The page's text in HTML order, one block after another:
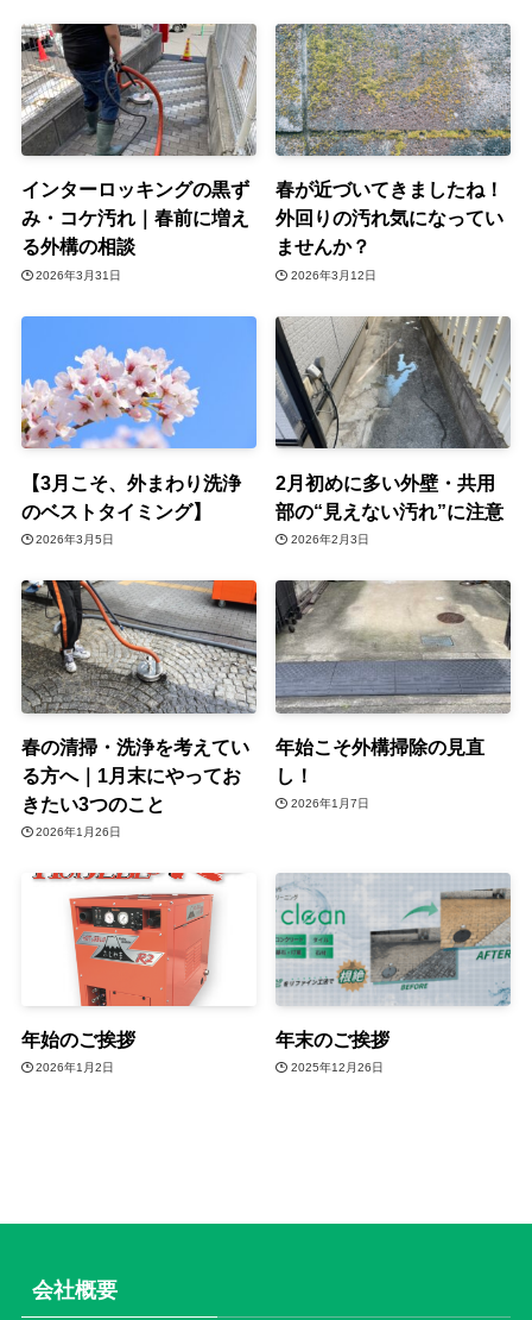
インターロッキングの黒ず
み・コケ汚れ｜春前に増え
る外構の相談
2026年3月31日
春が近づいてきましたね！
外回りの汚れ気になってい
ませんか？
2026年3月12日
【3月こそ、外まわり洗浄
のベストタイミング】
2026年3月5日
2月初めに多い外壁・共用
部の“見えない汚れ”に注意
2026年2月3日
春の清掃・洗浄を考えてい
る方へ｜1月末にやってお
きたい3つのこと
2026年1月26日
年始こそ外構掃除の見直
し！
2026年1月7日
年始のご挨拶
2026年1月2日
年末のご挨拶
2025年12月26日
会社概要